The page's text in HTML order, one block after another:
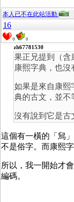
本人已不在此站活動
16
0 0
zh67781530
果正兄提到（含
康熙字典，也沒
如果是來自康熙
典的古文，並不
沒有說到它是古
這個有一橫的「舃
不是俗字。而康熙
所以，我一開始才
編碼。